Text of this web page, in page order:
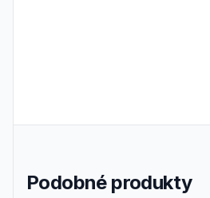
Podobné produkty